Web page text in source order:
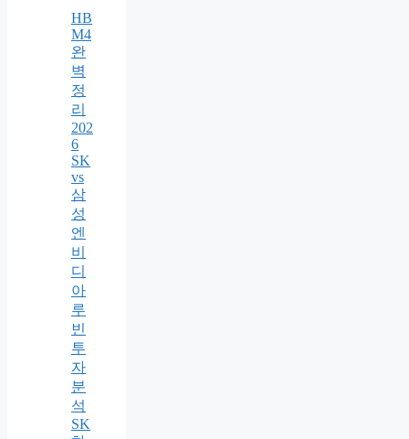
HB
M4
완
벽
정
리
202
6
SK
vs
삼
성
엔
비
디
아
루
빈
투
자
분
석
SK